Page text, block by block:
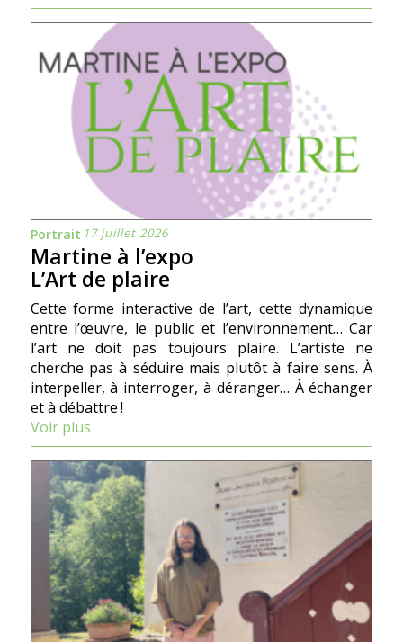
Portrait 17 juillet 2026
Martine à l’expo
L’Art de plaire
Cette forme interactive de l’art, cette dynamique
entre l’œuvre, le public et l’environnement… Car
l’art ne doit pas toujours plaire. L’artiste ne
cherche pas à séduire mais plutôt à faire sens. À
interpeller, à interroger, à déranger… À échanger
et à débattre !
Voir plus